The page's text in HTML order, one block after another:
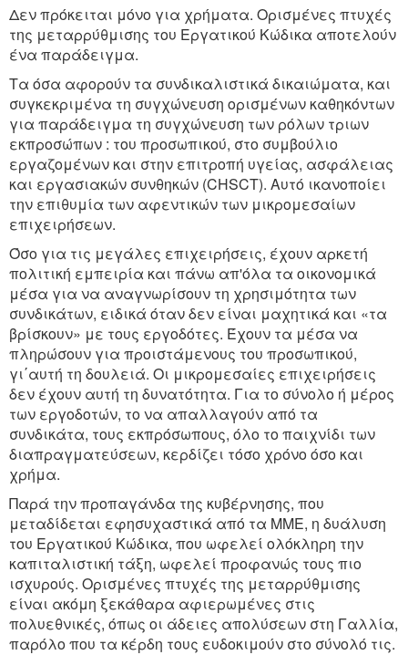
Δεν πρόκειται μόνο για χρήματα. Ορισμένες πτυχές
της μεταρρύθμισης του Εργατικού Κώδικα αποτελούν
ένα παράδειγμα.
Τα όσα αφορούν τα συνδικαλιστικά δικαιώματα, και
συγκεκριμένα τη συγχώνευση ορισμένων καθηκόντων
για παράδειγμα τη συγχώνευση των ρόλων τριων
εκπροσώπων : του προσωπικού, στο συμβούλιο
εργαζομένων και στην επιτροπή υγείας, ασφάλειας
και εργασιακών συνθηκών (CHSCT). Αυτό ικανοποίει
την επιθυμία των αφεντικών των μικρομεσαίων
επιχειρήσεων.
Όσο για τις μεγάλες επιχειρήσεις, έχουν αρκετή
πολιτική εμπειρία και πάνω απ'όλα τα οικονομικά
μέσα για να αναγνωρίσουν τη χρησιμότητα των
συνδικάτων, ειδικά όταν δεν είναι μαχητικά και «τα
βρίσκουν» με τους εργοδότες. Έχουν τα μέσα να
πληρώσουν για προιστάμενους του προσωπικού,
γι΄αυτή τη δουλειά. Οι μικρομεσαίες επιχειρήσεις
δεν έχουν αυτή τη δυνατότητα. Για το σύνολο ή μέρος
των εργοδοτών, το να απαλλαγούν από τα
συνδικάτα, τους εκπρόσωπους, όλο το παιχνίδι των
διαπραγματεύσεων, κερδίζει τόσο χρόνο όσο και
χρήμα.
Παρά την προπαγάνδα της κυβέρνησης, που
μεταδίδεται εφησυχαστικά από τα ΜΜΕ, η δυάλυση
του Εργατικού Κώδικα, που ωφελεί ολόκληρη την
καπιταλιστική τάξη, ωφελεί προφανώς τους πιο
ισχυρούς. Ορισμένες πτυχές της μεταρρύθμισης
είναι ακόμη ξεκάθαρα αφιερωμένες στις
πολυεθνικές, όπως οι άδειες απολύσεων στη Γαλλία,
παρόλο που τα κέρδη τους ευδοκιμούν στο σύνολό τις.